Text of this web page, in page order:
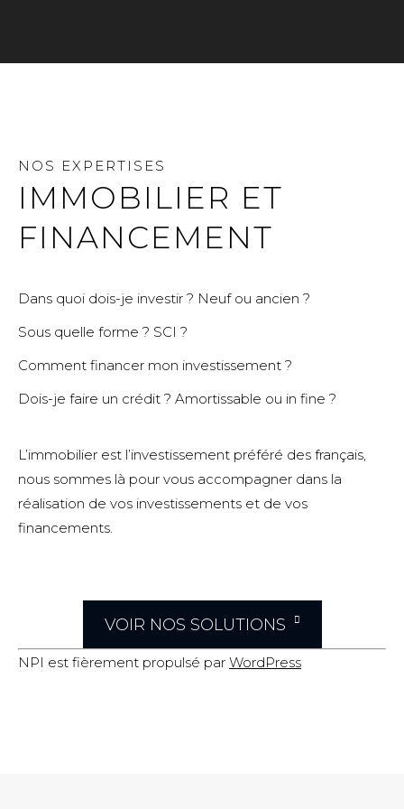
NOS EXPERTISES
IMMOBILIER ET
FINANCEMENT
Dans quoi dois-je investir ? Neuf ou ancien ?
Sous quelle forme ? SCI ?
Comment financer mon investissement ?
Dois-je faire un crédit ? Amortissable ou in fine ?
L’immobilier est l’investissement préféré des français,
nous sommes là pour vous accompagner dans la
réalisation de vos investissements et de vos
financements.
VOIR NOS SOLUTIONS
NPI est fièrement propulsé par WordPress